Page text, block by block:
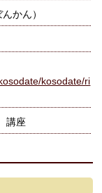
かん）
kosodate/ri
講座